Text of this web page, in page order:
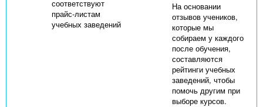
соответствуют
прайс-листам
учебных заведений
На основании
отзывов учеников,
которые мы
собираем у каждого
после обучения,
составляются
рейтинги учебных
заведений, чтобы
помочь другим при
выборе курсов.